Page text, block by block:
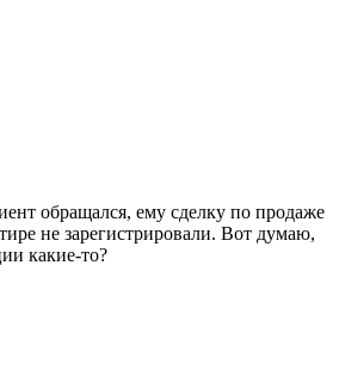
обращался, ему сделку по продаже
не зарегистрировали. Вот думаю,
какие-то?